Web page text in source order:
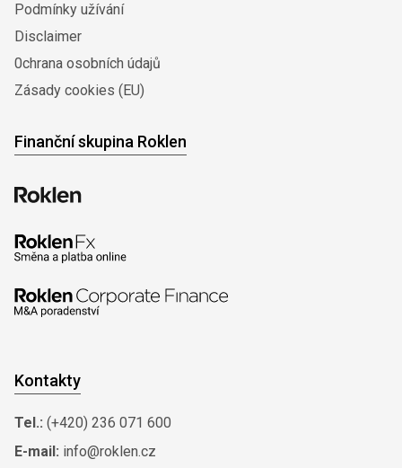
Podmínky užívání
Disclaimer
0chrana osobních údajů
Zásady cookies (EU)
Finanční skupina Roklen
Kontakty
Tel.: (+420) 236 071 600
E-mail: info@roklen.cz